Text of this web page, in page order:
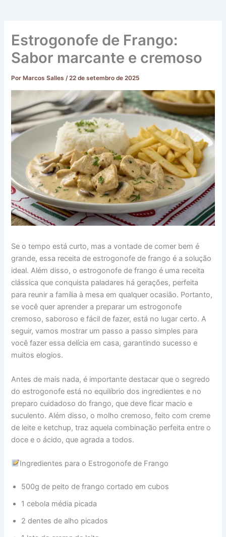
Estrogonofe de Frango:
Sabor marcante e cremoso
Por Marcos Salles/22 de setembro de 2025
Se o tempo está curto, mas a vontade de comer bem é
grande, essa receita de estrogonofe de frango é a solução
ideal. Além disso, o estrogonofe de frango é uma receita
clássica que conquista paladares há gerações, perfeita
para reunir a família à mesa em qualquer ocasião. Portanto,
se você quer aprender a preparar um estrogonofe
cremoso, saboroso e fácil de fazer, está no lugar certo. A
seguir, vamos mostrar um passo a passo simples para
você fazer essa delícia em casa, garantindo sucesso e
muitos elogios.
Antes de mais nada, é importante destacar que o segredo
do estrogonofe está no equilíbrio dos ingredientes e no
preparo cuidadoso do frango, que deve ficar macio e
suculento. Além disso, o molho cremoso, feito com creme
de leite e ketchup, traz aquela combinação perfeita entre o
doce e o ácido, que agrada a todos.
Ingredientes para o Estrogonofe de Frango
500g de peito de frango cortado em cubos
1 cebola média picada
2 dentes de alho picados